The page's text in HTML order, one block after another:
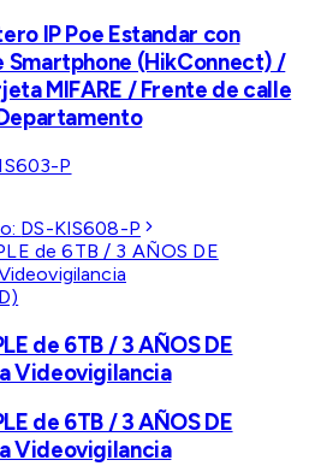
IP Poe Estandar con
Smartphone (HikConnect) /
MIFARE / Frente de calle
P
DS-KIS608-P
de 6TB / 3 AÑOS DE
Videovigilancia
de 6TB / 3 AÑOS DE
Videovigilancia